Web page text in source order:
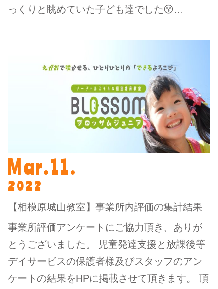
っくりと眺めていた子ども達でした😚…
Mar.11.
2022
【相模原城山教室】事業所内評価の集計結果
事業所評価アンケートにご協力頂き、ありが
とうございました。 児童発達支援と放課後等
デイサービスの保護者様及びスタッフのアン
ケートの結果をHPに掲載させて頂きます。 頂